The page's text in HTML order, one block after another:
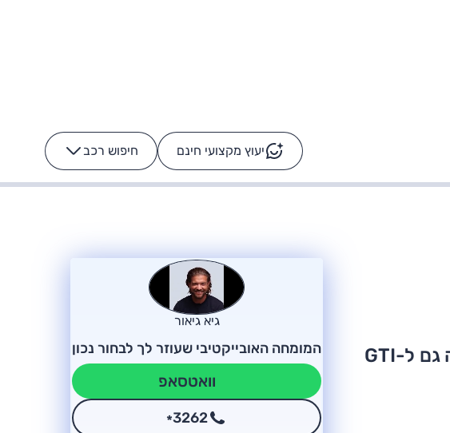
יעוץ מקצועי חינם חיפוש רכב -
רכבי הסלבס: על מה נוסע
הרכב לא מתקלקל. המסך
כן
גרסת הדיזל של הגולף הספורטיבית מציצה לכיוונכם בקדימון חדש, רמז עבה גם ל-GTI
גיא גיאור
המומחה האובייקטיבי שעוזר לך לבחור נכון
וואטסאפ
*3262